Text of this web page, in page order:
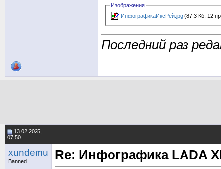
Изображения
ИнфографикаИксРей.jpg (87.3 Кб, 12
Последний раз
13.02.2025,
07:50
xundemu
Banned
Re: Инфографика LADA